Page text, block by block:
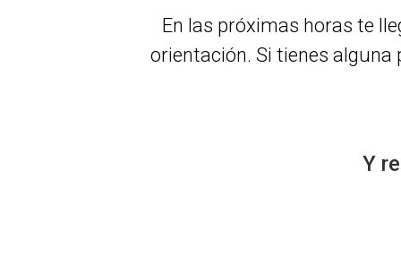
En las próximas horas te
orientación. Si tienes
Y